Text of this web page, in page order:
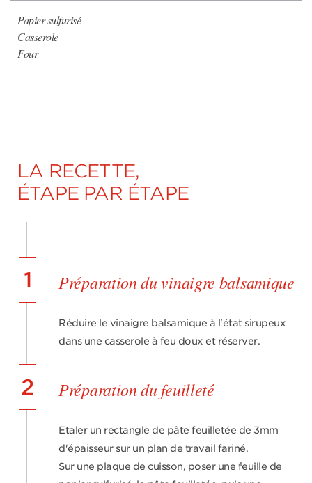
Papier sulfurisé
Casserole
Four
LA RECETTE,
ÉTAPE PAR ÉTAPE
1 Préparation du vinaigre balsamique
Réduire le vinaigre balsamique à l'état sirupeux
dans une casserole à feu doux et réserver.
2 Préparation du feuilleté
Etaler un rectangle de pâte feuilletée de 3mm
d'épaisseur sur un plan de travail fariné.
Sur une plaque de cuisson, poser une feuille de